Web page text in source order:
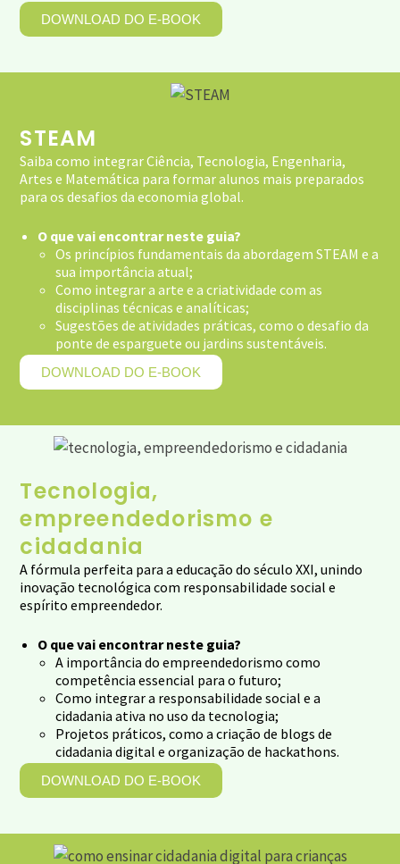
DOWNLOAD DO E-BOOK
STEAM
Saiba como integrar Ciência, Tecnologia, Engenharia,
Artes e Matemática para formar alunos mais preparados
para os desafios da economia global.
O que vai encontrar neste guia?
Os princípios fundamentais da abordagem STEAM e a
sua importância atual;
Como integrar a arte e a criatividade com as
disciplinas técnicas e analíticas;
Sugestões de atividades práticas, como o desafio da
ponte de esparguete ou jardins sustentáveis.
DOWNLOAD DO E-BOOK
Tecnologia,
empreendedorismo e
cidadania
A fórmula perfeita para a educação do século XXI, unindo
inovação tecnológica com responsabilidade social e
espírito empreendedor.
O que vai encontrar neste guia?
A importância do empreendedorismo como
competência essencial para o futuro;
Como integrar a responsabilidade social e a
cidadania ativa no uso da tecnologia;
Projetos práticos, como a criação de blogs de
cidadania digital e organização de hackathons.
DOWNLOAD DO E-BOOK